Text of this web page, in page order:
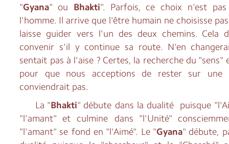
"Gyana" ou Bhakti". Parfois, ce choix n'est
l'homme. Il arrive que l'être humain ne choisisse
laisse guider vers l'un des deux chemins. Cela
convenir s'il y continue sa route. N'en
sentait pas à l'aise ? Certes, la recherche du
pour que nous acceptions de rester sur
conviendrait pas.
La "Bhakti" débute dans la dualité puisque
"l'amant" et culmine dans "l'Unité"
"l'amant" se fond en "l'Aimé". Le "Gyana" débute,